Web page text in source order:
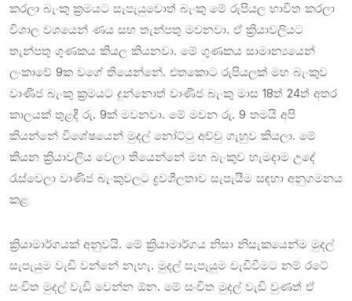
කරලා බැංකු ක්‍රමයට සැපැයුවොත් බැංකු මේ රුපියල භාවිත කරලා
විශාල වශයෙන් ණය සහ තැන්පතු මවනවා. ඒ ක්‍රියාවලියට
තැන්පතු ගුණකය කියල කියනවා. මේ ගුණකය සාමාන්‍යයෙන්
ලංකාවේ 9ක වගේ තියෙන්නේ. එතකොට රුපියලක් මහ බැංකුව
වාණිජ බැංකු ක්‍රමයට දුන්නොත් වාණිජ බැංකු මාස 18ත් 24ත් අතර
කාලයක් තුළදී රු. 9ක් මවනවා. මේ මවන රු. 9 තමයි අපි
කියන්නේ විශේෂයෙන් මුදල් නෝට්ටු අච්චු ගැහුව කියලා. මේ
කියන ක්‍රියාවලිය වෙලා තියෙන්නේ මහ බැංකුව හැමදාම උදේ
රැස්වෙලා වාණිජ බැංකුවලට ද්‍රවශීලතාව සැපැයීම සඳහා අනුගමනය
කළ
ක්‍රියාමාර්ගයක් අනුවයි. මේ ක්‍රියාමාර්ගය නිසා නිසැකයෙන්ම මුදල්
සැපැයුම වැඩි වන්නේ නැහැ. මුදල් සැපැයුම වැඩිවීමට නම් රටේ
සංචිත මුදල් වැඩි වෙන්න ඕන. මේ සංචිත මුදල් වැඩි වුණත් ඒ